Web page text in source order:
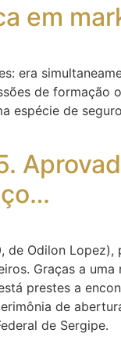
em
era
de formação
espécie de
de Odilon
Graças a
prestes a
de
de Sergipe.